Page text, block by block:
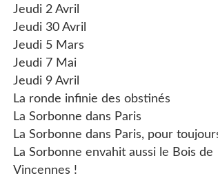
Jeudi 2 Avril
Jeudi 30 Avril
Jeudi 5 Mars
Jeudi 7 Mai
Jeudi 9 Avril
La ronde infinie des obstinés
La Sorbonne dans Paris
La Sorbonne dans Paris, pour
La Sorbonne envahit aussi le Bois de
Vincennes !